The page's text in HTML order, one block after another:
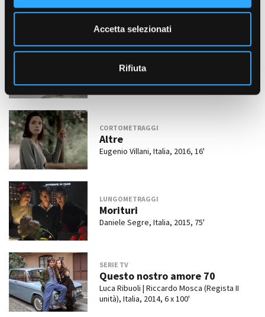
Accetta selezionati
Rifiuta
database
Fiori
CORTOMETRAGGI
Altre
Eugenio Villani, Italia, 2016, 16'
LUNGOMETRAGGI
Morituri
Daniele Segre, Italia, 2015, 75'
SERIE TV
Questo nostro amore 70
Luca Ribuoli | Riccardo Mosca (Regista II
unità), Italia, 2014, 6 x 100'